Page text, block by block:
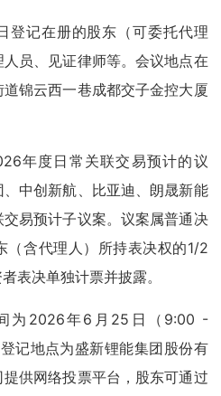
登记在册的股东（可委托代理
员、见证律师等。会议地点在
锦云西一巷成都交子金控大厦
年度日常关联交易预计的议
中创新航、比亚迪、朗晟新能
易预计子议案。议案属普通决
（含代理人）所持表决权的1/2
表决单独计票并披露。
为2026年6月25日（9:00 -
记地点为盛新锂能集团股份有
供网络投票平台，股东可通过